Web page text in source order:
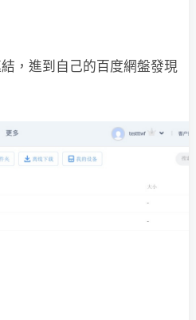
，進到自己的百度網盤發現